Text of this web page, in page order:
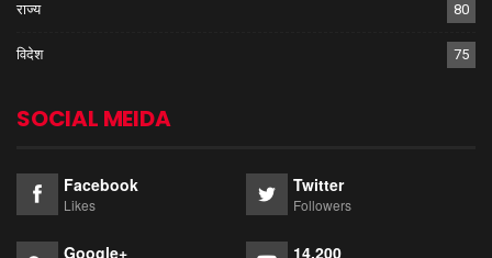
राज्य 80
विदेश 75
SOCIAL MEIDA
Facebook
Likes
Twitter
Followers
Google+ 14,200